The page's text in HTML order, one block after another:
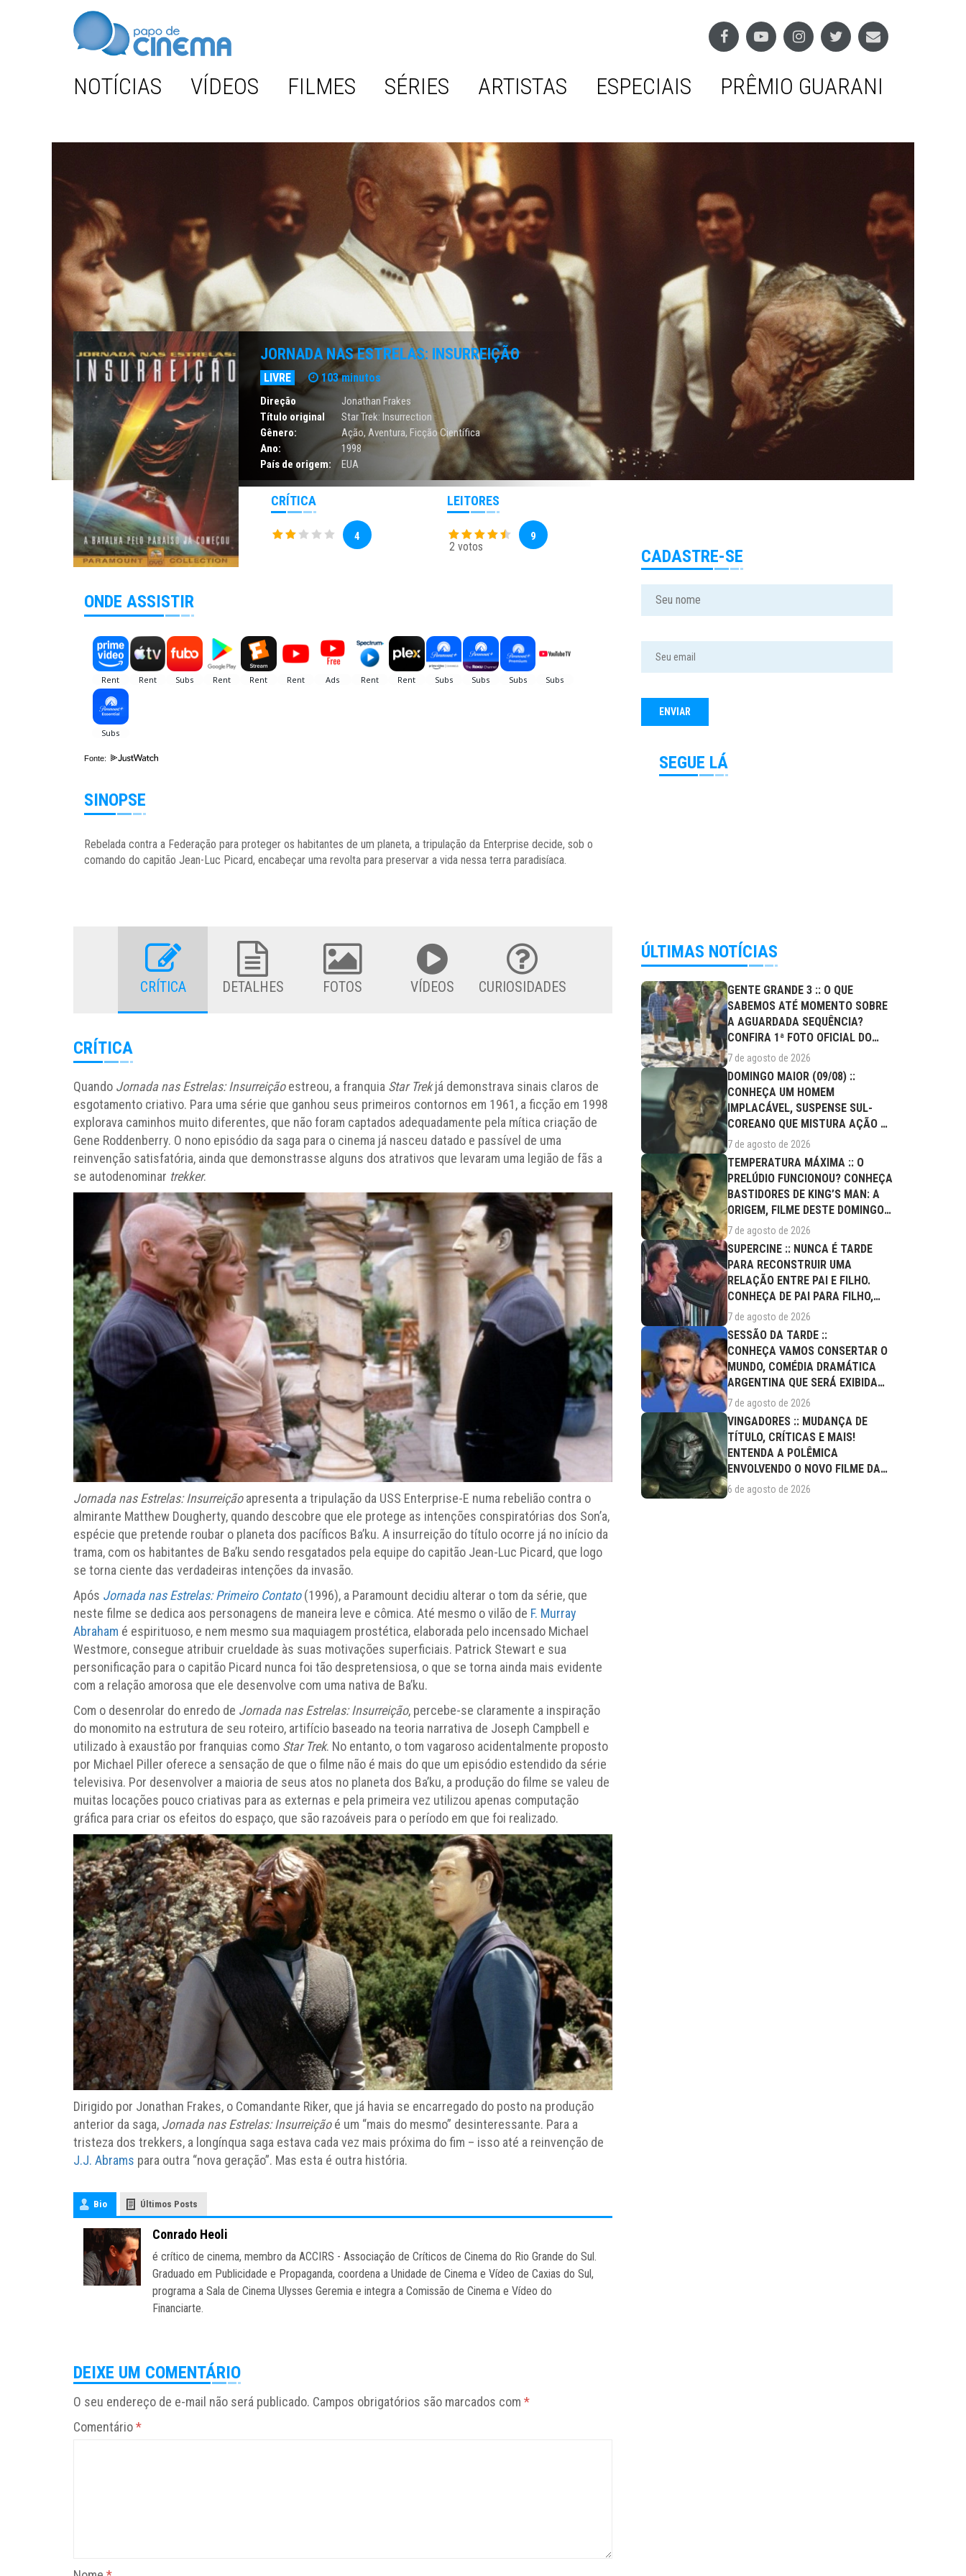
NOTÍCIAS VÍDEOS FILMES SÉRIES ARTISTAS ESPECIAIS PRÊMIO GUARANI
JORNADA NAS ESTRELAS: INSURREIÇÃO
LIVRE 103 minutos
Direção
Jonathan Frakes
Título original
Star Trek: Insurrection
Gênero:
Ação,Aventura, Ficção Científica
Ano:
1998
País de origem:
EUA
CRÍTICA
4
LEITORES
2 votos
9
ONDE ASSISTIR
Fonte:
SINOPSE
Rebelada contra a Federação para proteger os habitantes de um planeta, a tripulação da Enterprise decide, sob o
comando do capitão Jean-Luc Picard, encabeçar uma revolta para preservar a vida nessa terra paradisíaca.
CRÍTICA DETALHES FOTOS VÍDEOS CURIOSIDADES
CRÍTICA
Quando Jornada nas Estrelas: Insurreiçãoestreou, a franquia Star Trekjá demonstrava sinais claros de
esgotamento criativo. Para uma série que ganhou seus primeiros contornos em 1961, a ficção em 1998
explorava caminhos muito diferentes, que não foram captados adequadamente pela mítica criação de
Gene Roddenberry. O nono episódio da saga para o cinema já nasceu datado e passível de uma
reinvenção satisfatória, ainda que demonstrasse alguns dos atrativos que levaram uma legião de fãs a
se autodenominar trekker.
Jornada nas Estrelas: Insurreiçãoapresenta a tripulação da USS Enterprise-E numa rebelião contra o
almirante Matthew Dougherty, quando descobre que ele protege as intenções conspiratórias dos Son’a,
espécie que pretende roubar o planeta dos pacíficos Ba’ku. A insurreição do título ocorre já no início da
trama, com os habitantes de Ba’ku sendo resgatados pela equipe do capitão Jean-Luc Picard, que logo
se torna ciente das verdadeiras intenções da invasão.
Após Jornada nas Estrelas: Primeiro Contato(1996), a Paramount decidiu alterar o tom da série, que
neste filme se dedica aos personagens de maneira leve e cômica. Até mesmo o vilão de F. Murray
Abraham é espirituoso, e nem mesmo sua maquiagem prostética, elaborada pelo incensado Michael
Westmore, consegue atribuir crueldade às suas motivações superficiais. Patrick Stewart e sua
personificação para o capitão Picard nunca foi tão despretensiosa, o que se torna ainda mais evidente
com a relação amorosa que ele desenvolve com uma nativa de Ba’ku.
Com o desenrolar do enredo de Jornada nas Estrelas: Insurreição, percebe-se claramente a inspiração
do monomito na estrutura de seu roteiro, artifício baseado na teoria narrativa de Joseph Campbell e
utilizado à exaustão por franquias como Star Trek. No entanto, o tom vagaroso acidentalmente proposto
por Michael Piller oferece a sensação de que o filme não é mais do que um episódio estendido da série
televisiva. Por desenvolver a maioria de seus atos no planeta dos Ba’ku, a produção do filme se valeu de
muitas locações pouco criativas para as externas e pela primeira vez utilizou apenas computação
gráfica para criar os efeitos do espaço, que são razoáveis para o período em que foi realizado.
Dirigido por Jonathan Frakes, o Comandante Riker, que já havia se encarregado do posto na produção
anterior da saga, Jornada nas Estrelas: Insurreiçãoé um “mais do mesmo” desinteressante. Para a
tristeza dos trekkers, a longínqua saga estava cada vez mais próxima do fim – isso até a reinvenção de
J.J. Abrams para outra “nova geração”. Mas esta é outra história.
Bio Últimos Posts
Conrado Heoli
é crítico de cinema, membro da ACCIRS - Associação de Críticos de Cinema do Rio Grande do Sul.
Graduado em Publicidade e Propaganda, coordena a Unidade de Cinema e Vídeo de Caxias do Sul,
programa a Sala de Cinema Ulysses Geremia e integra a Comissão de Cinema e Vídeo do
Financiarte.
DEIXE UM COMENTÁRIO
O seu endereço de e-mail não será publicado. Campos obrigatórios são marcados com *
Comentário*
CADASTRE-SE
SEGUE LÁ
ÚLTIMAS NOTÍCIAS
GENTE GRANDE 3 :: O QUE
SABEMOS ATÉ MOMENTO SOBRE
A AGUARDADA SEQUÊNCIA?
CONFIRA 1ª FOTO OFICIAL DO
ELENCO!
7 de agosto de 2026
DOMINGO MAIOR (09/08) ::
CONHEÇA UM HOMEM
IMPLACÁVEL, SUSPENSE SUL-
COREANO QUE MISTURA AÇÃO E
DRAMA FAMILIAR
7 de agosto de 2026
TEMPERATURA MÁXIMA :: O
PRELÚDIO FUNCIONOU? CONHEÇA
BASTIDORES DE KING’S MAN: A
ORIGEM, FILME DESTE DOMINGO
(09/08)
7 de agosto de 2026
SUPERCINE :: NUNCA É TARDE
PARA RECONSTRUIR UMA
RELAÇÃO ENTRE PAI E FILHO.
CONHEÇA DE PAI PARA FILHO,
FILME DESTE...
7 de agosto de 2026
SESSÃO DA TARDE ::
CONHEÇA VAMOS CONSERTAR O
MUNDO, COMÉDIA DRAMÁTICA
ARGENTINA QUE SERÁ EXIBIDA
NESTA SEXTA (07/08)
7 de agosto de 2026
VINGADORES :: MUDANÇA DE
TÍTULO, CRÍTICAS E MAIS!
ENTENDA A POLÊMICA
ENVOLVENDO O NOVO FILME DA
MARVEL
6 de agosto de 2026